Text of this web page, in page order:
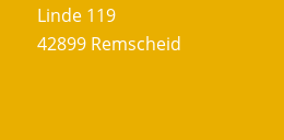
Linde 119
42899 Remscheid